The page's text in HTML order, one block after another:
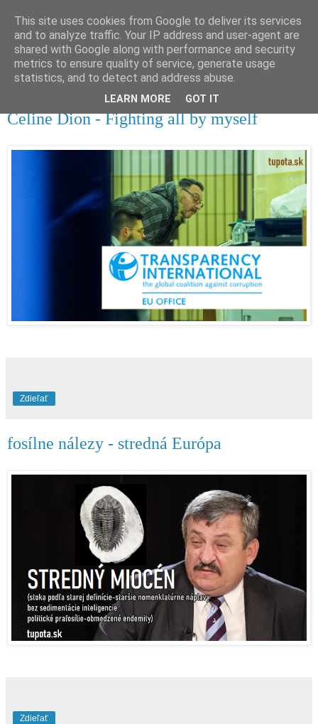
tupota.sk
Nová úroveň tupého humoru.
Celine Dion - Fighting all by myself
Zdieľať
fosílne nálezy - stredná Európa
Zdieľať
This site uses cookies from Google to deliver its services
and to analyze traffic. Your IP address and user-agent are
shared with Google along with performance and security
metrics to ensure quality of service, generate usage
statistics, and to detect and address abuse.
LEARN MORE GOT IT